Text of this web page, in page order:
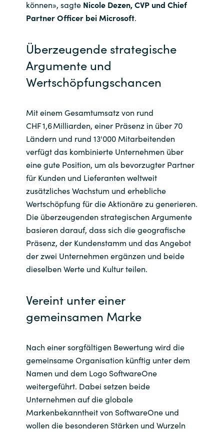
können», sagteNicole Dezen, CVP und Chief
Partner Officer bei Microsoft.
Überzeugende strategische
Argumente und
Wertschöpfungschancen
Mit einem Gesamtumsatz von rund
CHF 1,6 Milliarden, einer Präsenz in über 70
Ländern und rund 13'000 Mitarbeitenden
verfügt das kombinierte Unternehmen über
eine gute Position, um als bevorzugter Partner
für Kunden und Lieferanten weltweit
zusätzliches Wachstum und erhebliche
Wertschöpfung für die Aktionärezu generieren.
Die überzeugenden strategischen Argumente
basieren darauf, dass sich diegeografische
Präsenz, der Kundenstamm und das Angebot
der zwei Unternehmen ergänzen und beide
dieselben Werte und Kultur teilen.
Vereint unter einer
gemeinsamen Marke
Nach einer sorgfältigen Bewertung wird die
gemeinsame Organisation künftig unter dem
Namen und dem Logo SoftwareOne
weitergeführt. Dabei setzen beide
Unternehmen auf die globale
Markenbekanntheit von SoftwareOneund
wollen die besonderen Stärken und Wurzeln